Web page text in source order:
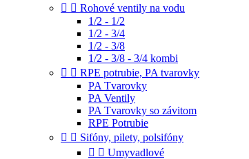
  Rohové ventily na vodu
1/2 - 1/2
1/2 - 3/4
1/2 - 3/8
1/2 - 3/8 - 3/4 kombi
  RPE potrubie, PA tvarovky
PA Tvarovky
PA Ventily
PA Tvarovky so závitom
RPE Potrubie
  Sifóny, pilety, polsifóny
  Umyvadlové